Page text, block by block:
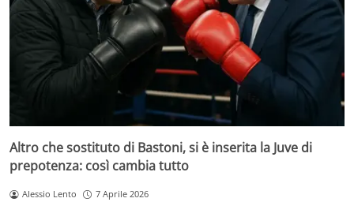
Altro che sostituto di Bastoni, si è inserita la Juve di
prepotenza: così cambia tutto
Alessio Lento 7 Aprile 2026